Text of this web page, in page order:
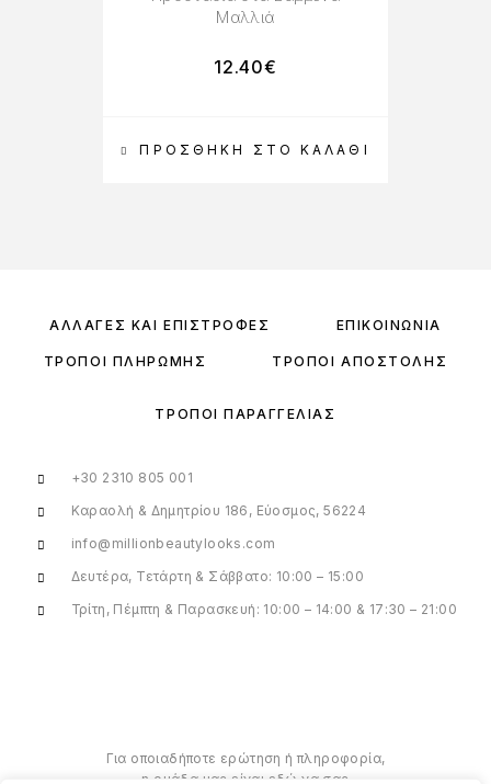
ΠΡΟΣΘΉΚΗ ΣΤΟ ΚΑΛΆΘΙ
Μαλλιά
12.40€
ΑΛΛΑΓΈΣ ΚΑΙ ΕΠΙΣΤΡΟΦΈΣ ΕΠΙΚΟΙΝΩΝΊΑ
ΤΡΌΠΟΙ ΠΛΗΡΩΜΉΣ ΤΡΌΠΟΙ ΑΠΟΣΤΟΛΉΣ
ΤΡΌΠΟΙ ΠΑΡΑΓΓΕΛΊΑΣ
+30 2310 805 001
Καραολή & Δημητρίου 186, Εύοσμος, 56224
info@millionbeautylooks.com
Δευτέρα, Τετάρτη & Σάββατο: 10:00 – 15:00
Τρίτη, Πέμπτη & Παρασκευή: 10:00 – 14:00 & 17:30 – 21:00
Για οποιαδήποτε ερώτηση ή πληροφορία,
η ομάδα μας είναι εδώ να σας